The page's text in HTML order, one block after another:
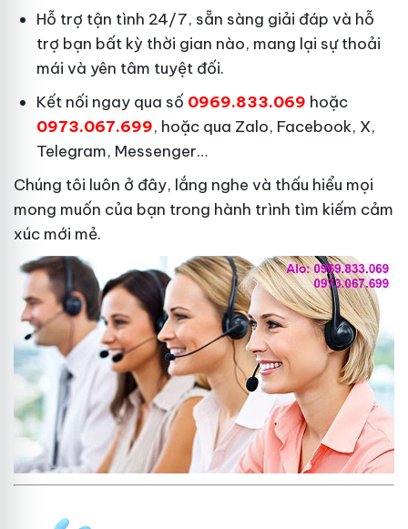
Hỗ trợ tận tình 24/7, sẵn sàng giải đáp và hỗ
trợ bạn bất kỳ thời gian nào, mang lại sự thoải
mái và yên tâm tuyệt đối.
Kết nối ngay qua số 0969.833.069 hoặc
0973.067.699, hoặc qua Zalo, Facebook, X,
Telegram, Messenger…
Chúng tôi luôn ở đây, lắng nghe và thấu hiểu mọi
mong muốn của bạn trong hành trình tìm kiếm cảm
xúc mới mẻ.